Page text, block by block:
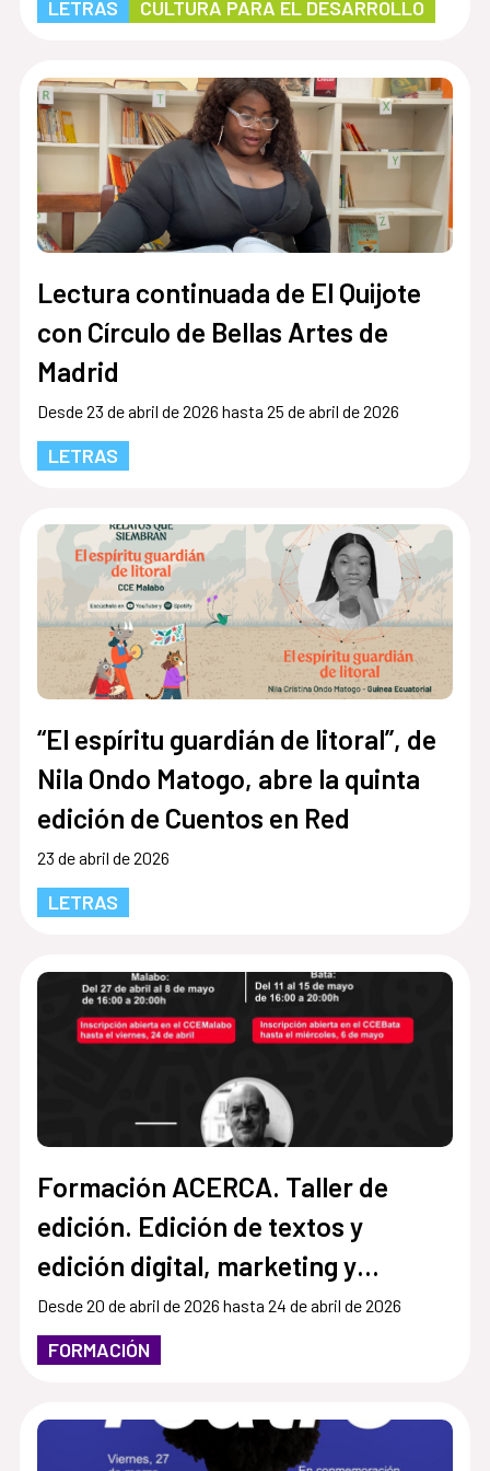
LETRAS CULTURA PARA EL DESARROLLO
Lectura continuada de El Quijote
con Círculo de Bellas Artes de
Madrid
Desde 23 de abril de 2026 hasta 25 de abril de 2026
LETRAS
“El espíritu guardián de litoral”, de
Nila Ondo Matogo, abre la quinta
edición de Cuentos en Red
23 de abril de 2026
LETRAS
Formación ACERCA. Taller de
edición. Edición de textos y
edición digital, marketing y
mercado editorial
Desde 20 de abril de 2026 hasta 24 de abril de 2026
FORMACIÓN